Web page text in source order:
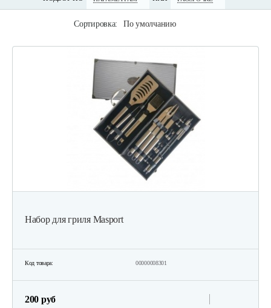
Сортировка: По умолчанию
Набор для гриля Masport
Код товара: 00000008301
200 руб